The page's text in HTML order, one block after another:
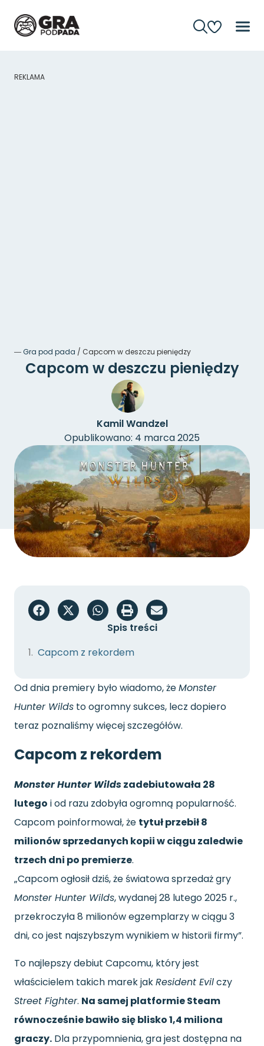
REKLAMA
―Gra pod pada / Capcom w deszczu pieniędzy
Capcom w deszczu pieniędzy
Kamil Wandzel
Opublikowano: 4 marca 2025
Spis treści
Capcom z rekordem
Od dnia premiery było wiadomo, żeMonster
Hunter Wilds to ogromny sukces, lecz dopiero
teraz poznaliśmy więcej szczegółów.
Capcom z rekordem
Monster Hunter Wildszadebiutowała 28
lutego i od razu zdobyła ogromną popularność.
Capcom poinformował, że tytuł przebił 8
milionów sprzedanych kopii w ciągu zaledwie
trzech dni po premierze.
„Capcom ogłosił dziś, że światowa sprzedaż gry
Monster Hunter Wilds, wydanej 28 lutego 2025 r.,
przekroczyła 8 milionów egzemplarzy w ciągu 3
dni, co jest najszybszym wynikiem w historii firmy”.
To najlepszy debiut Capcomu, który jest
właścicielem takich marek jakResident Evilczy
Street Fighter. Na samej platformie Steam
równocześnie bawiło się blisko 1,4 miliona
graczy. Dla przypomnienia, gra jest dostępna na